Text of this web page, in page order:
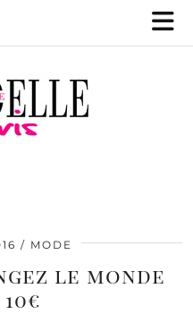
MODE
le monde